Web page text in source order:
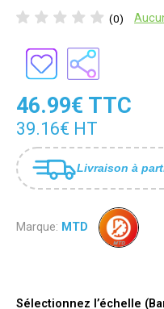
(0)
46.99€ TTC
39.16€ HT
Livraison à
Marque: MTD
Sélectionnez l’échelle